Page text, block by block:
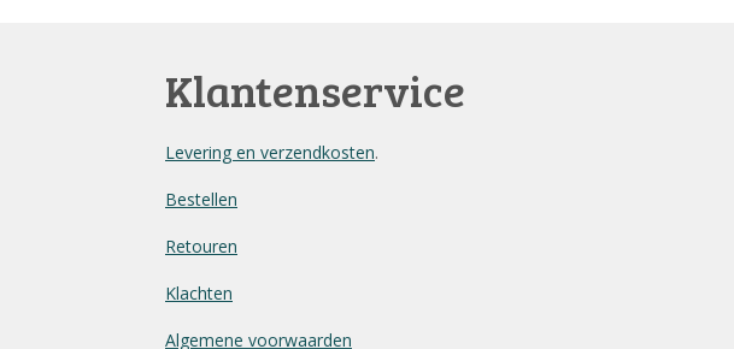
Klantenservice
Levering en verzendkosten.
Bestellen
Retouren
Klachten
Algemene voorwaarden